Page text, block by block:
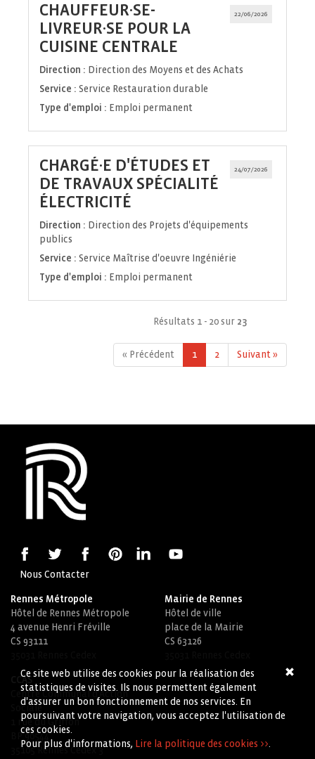
Ce site web utilise des cookies pour la réalisation des
statistiques de visites. Ils nous permettent également
d'assurer un bon fonctionnement de nos services. En
poursuivant votre navigation, vous acceptez l'utilisation de
ces cookies.
Pour plus d'informations, Lire la politique des cookies >>.
22/06/2026
CHAUFFEUR·SE-
LIVREUR·SE POUR LA
CUISINE CENTRALE
fenêtre)
Direction : Direction des Moyens et des Achats
Service : Service Restauration durable
Type d'emploi : Emploi permanent
24/07/2026
CHARGÉ·E D'ÉTUDES ET
DE TRAVAUX SPÉCIALITÉ
ÉLECTRICITÉ
fenêtre)
Direction : Direction des Projets d'équipements
publics
Service : Service Maîtrise d'oeuvre Ingéniérie
Type d'emploi : Emploi permanent
Résultats 1 - 20 sur 23
« Précédent 1 2 Suivant »
Nous Contacter
Rennes Métropole
Hôtel de Rennes Métropole
4 avenue Henri Fréville
CS 93111
Mairie de Rennes
Hôtel de ville
place de la Mairie
CS 63126
CCAS
Centre Communal d'Action
Sociale
1 rue du Griffon
BP 90544
35105 Rennes Cedex 3